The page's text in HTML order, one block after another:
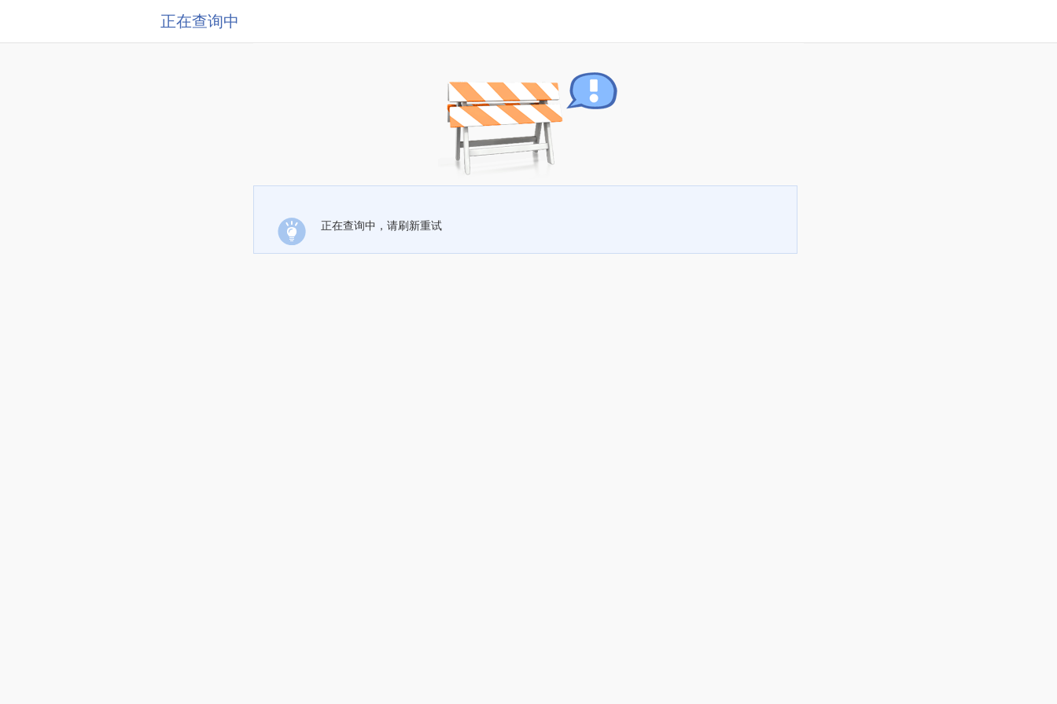
正在查询中
正在查询中，请刷新重试